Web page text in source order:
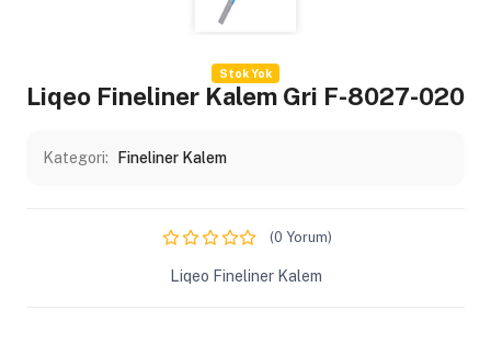
Stok Yok
Liqeo Fineliner Kalem Gri F-8027-020
Kategori: Fineliner Kalem
(0 Yorum)
Liqeo Fineliner Kalem